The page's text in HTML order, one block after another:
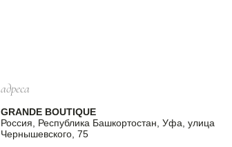
адреса
GRANDE BOUTIQUE
Россия, Республика Башкортостан, Уфа, улица
Чернышевского, 75